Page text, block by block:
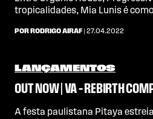
tropicalidades, Mia Lunis é
POR RODRIGO AIRAF | 27.04.2022
LANÇAMENTOS
OUT NOW | VA – REBIRTH
A festa paulistana Pitaya